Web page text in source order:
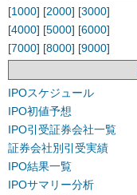
[1000] [2000] [3000]
[4000] [5000] [6000]
[7000] [8000] [9000]
IPOスケジュール
IPO初値予想
IPO引受証券会社一覧
証券会社別引受実績
IPO結果一覧
IPOサマリー分析